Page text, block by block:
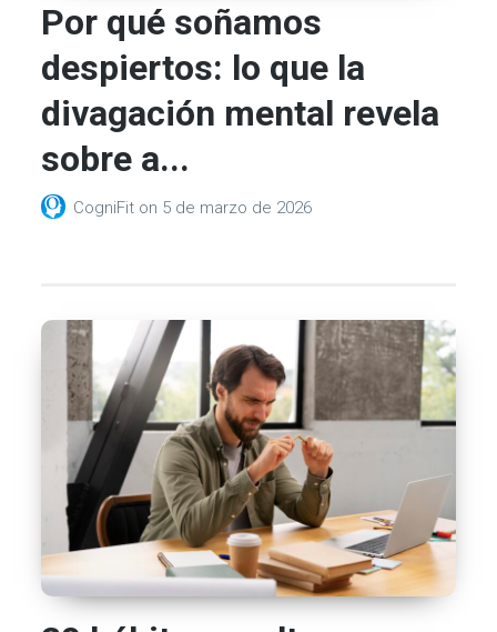
Por qué soñamos
despiertos: lo que la
divagación mental revela
sobre a...
CogniFit on 5 de marzo de 2026